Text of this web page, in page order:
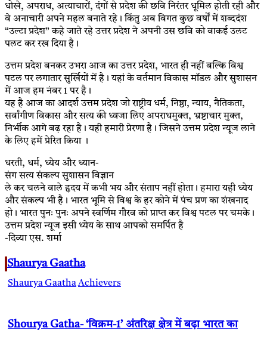
धोखे, अपराध, अत्याचारों, दंगों से प्रदेश की छवि निरंतर धूमिल होती रही और
वे अनाचारी अपने महल बनाते रहे। किंतु अब विगत कुछ वर्षों में शब्ददंश
“उल्टा प्रदेश” कहे जाते रहे उत्तर प्रदेश ने अपनी उस छवि को वाकई उलट
पलट कर रख दिया है।
उत्तम प्रदेश बनकर उभरा आज का उत्तर प्रदेश, भारत ही नहीं बल्कि विश्व
पटल पर लगातार सुर्खियों में है। यहां के वर्तमान विकास मॉडल और सुशासन
में आज हम नंबर 1 पर है।
यह है आज का आदर्श उत्तम प्रदेश जो राष्ट्रीय धर्म, निष्ठा, न्याय, नैतिकता,
सर्वांगीण विकास और सत्य की ध्वजा लिए अपराधमुक्त, भ्रष्टाचार मुक्त,
निर्भीक आगे बढ़ रहा है। यही हमारी प्रेरणा है। जिसने उत्तम प्रदेश न्यूज लाने
के लिए हमें प्रेरित किया ।
धरती, धर्म, ध्येय और ध्यान-
संग सत्य संकल्प सुशासन विज्ञान
ले कर चलने वाले हृदय में कभी भय और संताप नहीं होता। हमारा यही ध्येय
और संकल्प भी है। भारत भूमि से विश्व के हर कोने में पंच प्रण का शंखनाद
हो। भारत पुनः पुनः अपने स्वर्णिम गौरव को प्राप्त कर विश्व पटल पर चमके।
उत्तम प्रदेश न्यूज इसी ध्येय के साथ आपको समर्पित है
-दिव्या एस. शर्मा
Shaurya Gaatha
Shaurya GaathaAchievers
Shourya Gatha- ‘विक्रम-1’ अंतरिक्ष क्षेत्र में बढ़ा भारत का